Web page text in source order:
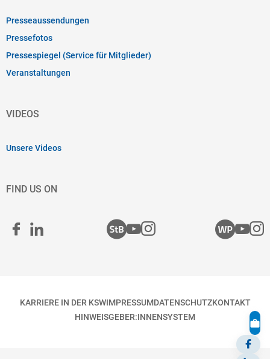
Presseaussendungen
Pressefotos
Pressespiegel (Service für Mitglieder)
Veranstaltungen
VIDEOS
Unsere Videos
FIND US ON
KARRIERE IN DER KSWIMPRESSUMDATENSCHUTZKONTAKT
HINWEISGEBER:INNENSYSTEM